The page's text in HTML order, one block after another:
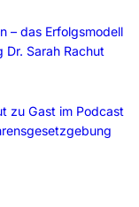
– das Erfolgsmodell
Sarah Rachut
zu Gast im Podcast